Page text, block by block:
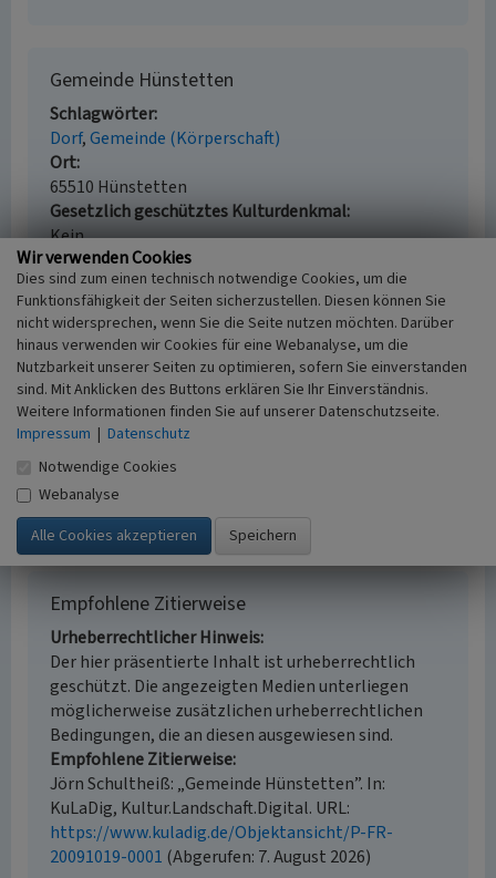
Gemeinde Hünstetten
Schlagwörter
Dorf Gemeinde (Körperschaft)
Ort
65510 Hünstetten
Gesetzlich geschütztes Kulturdenkmal
Kein
Fachsicht(en)
Kulturlandschaftspflege, Archäologie,
Denkmalpflege
Erfassungsmaßstab
i.d.R. 1:5.000 (größer als 1:20.000)
Erfassungsmethode
Auswertung historischer Karten,
Literaturauswertung, Geländebegehung/-
kartierung
Historischer Zeitraum
Beginn 1971
Empfohlene Zitierweise
Urheberrechtlicher Hinweis
Der hier präsentierte Inhalt ist urheberrechtlich
geschützt. Die angezeigten Medien unterliegen
möglicherweise zusätzlichen urheberrechtlichen
Bedingungen, die an diesen ausgewiesen sind.
Empfohlene Zitierweise
Jörn Schultheiß: „Gemeinde Hünstetten”. In:
KuLaDig, Kultur.Landschaft.Digital. URL:
https://www.kuladig.de/Objektansicht/P-FR-
20091019-0001 (Abgerufen: 7. August 2026)
Wir verwenden Cookies
Dies sind zum einen technisch notwendige Cookies, um die
Funktionsfähigkeit der Seiten sicherzustellen. Diesen können Sie
nicht widersprechen, wenn Sie die Seite nutzen möchten. Darüber
hinaus verwenden wir Cookies für eine Webanalyse, um die
Nutzbarkeit unserer Seiten zu optimieren, sofern Sie einverstanden
sind. Mit Anklicken des Buttons erklären Sie Ihr Einverständnis.
Weitere Informationen finden Sie auf unserer Datenschutzseite.
Impressum | Datenschutz
Notwendige Cookies
Webanalyse